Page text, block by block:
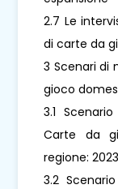
2.7 Le
di carte da
3 Scenari di
gioco
3.1
Carte da
regione:
3.2